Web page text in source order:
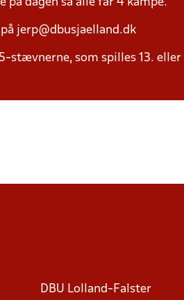
på dagen så alle får 4 kampe.
jerp@dbusjaelland.dk
som spilles 13. eller
DBU Lolland-Falster